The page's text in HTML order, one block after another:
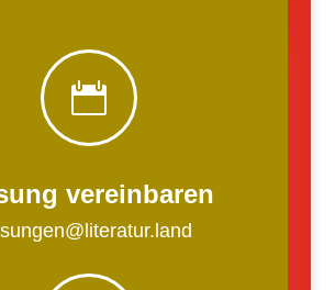

vereinbaren